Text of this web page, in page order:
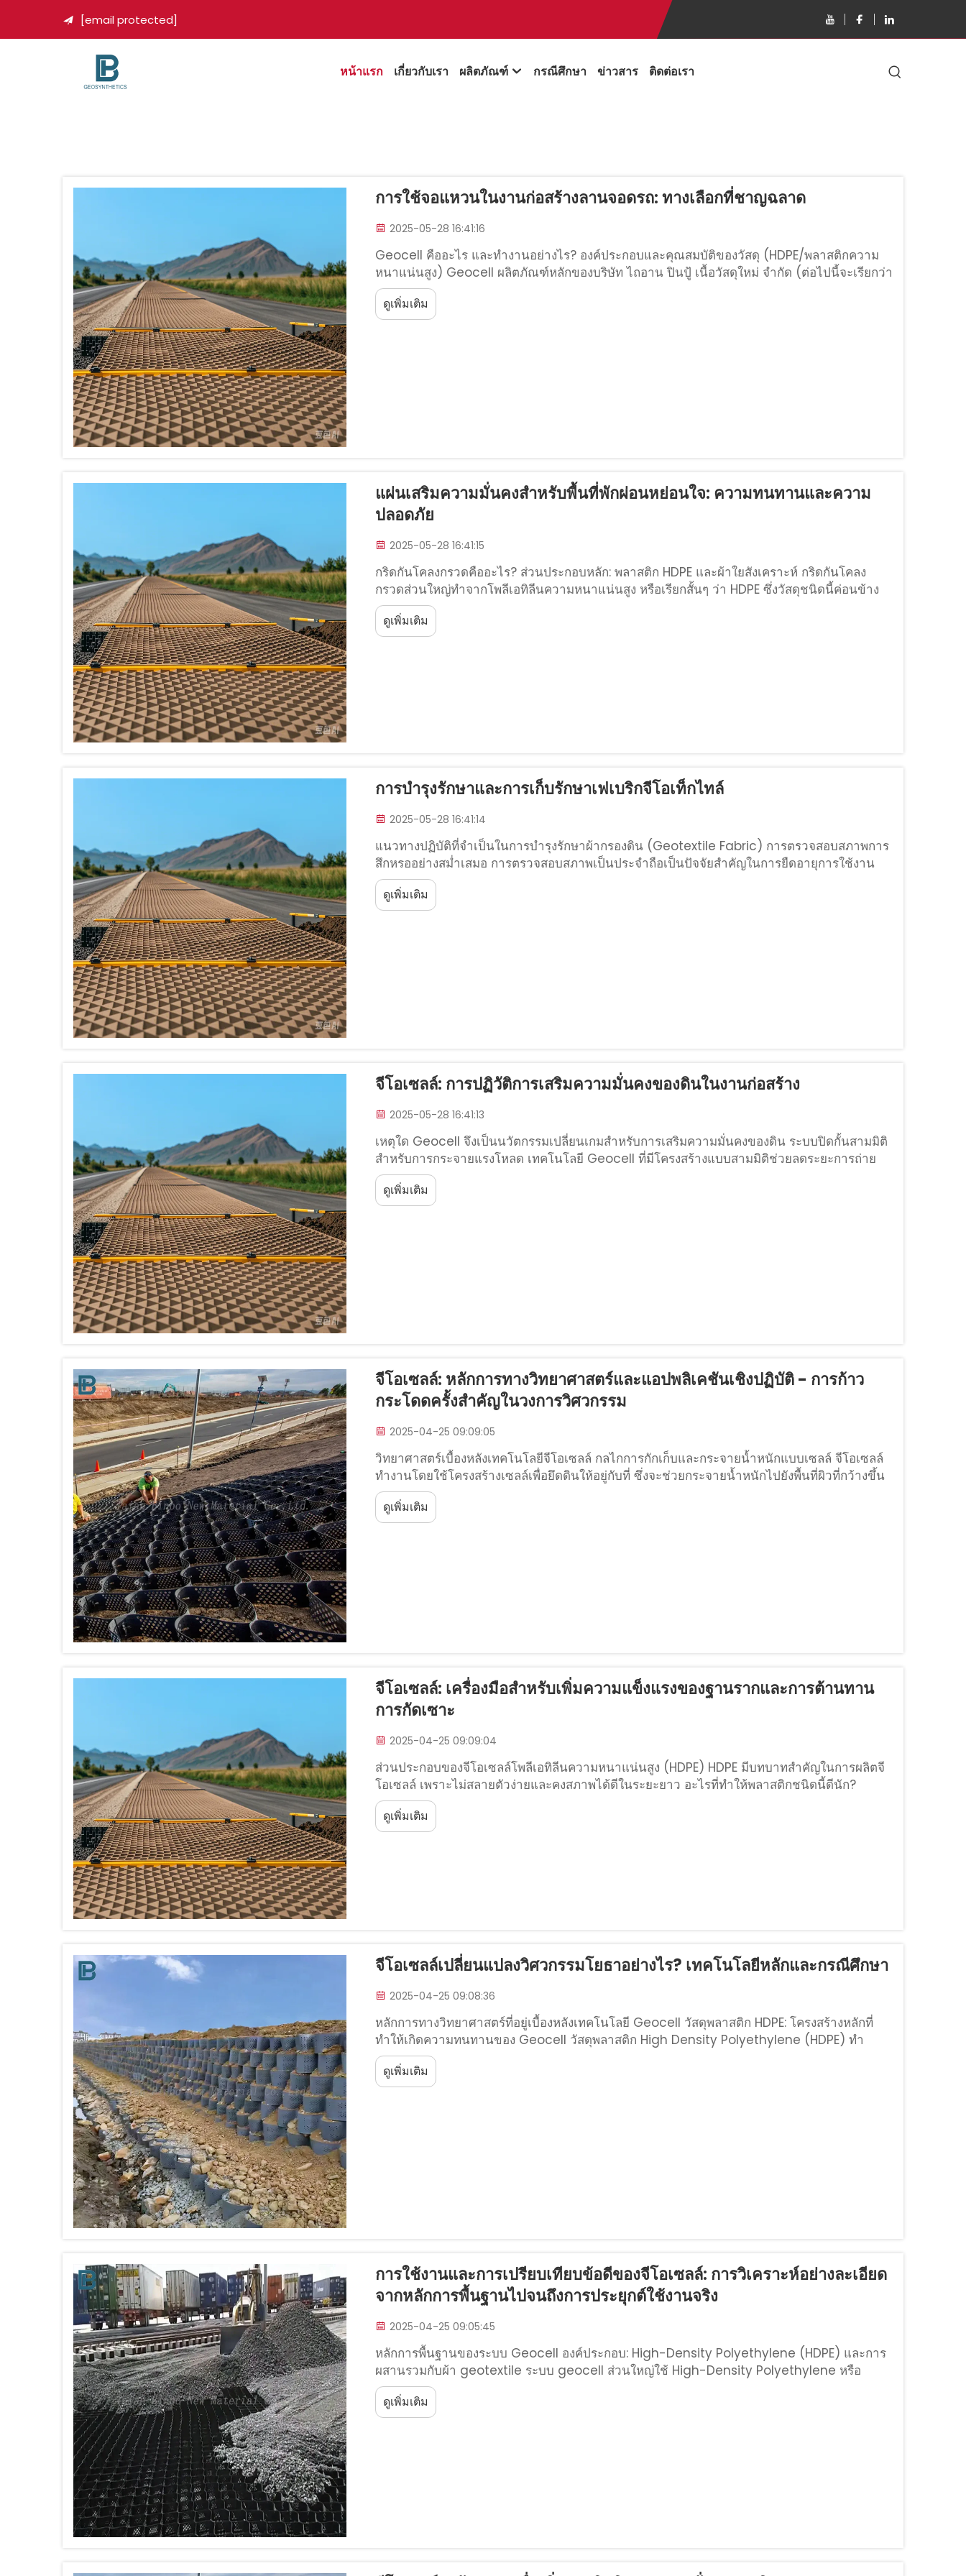
 [email protected]
หน้าแรก เกี่ยวกับเรา ผลิตภัณฑ์  กรณีศึกษา ข่าวสาร ติดต่อเรา
การใช้จอแหวนในงานก่อสร้างลานจอดรถ: ทางเลือกที่ชาญฉลาด
2025-05-28 16:41:16
Geocell คืออะไร และทำงานอย่างไร? องค์ประกอบและคุณสมบัติของวัสดุ (HDPE/พลาสติกความ
หนาแน่นสูง) Geocell ผลิตภัณฑ์หลักของบริษัท ไถอาน ปินปู้ เนื้อวัสดุใหม่ จำกัด (ต่อไปนี้จะเรียกว่า
"ปินปู้ เนื้อวัสดุใหม่") เป็นวัสดุทางธรณีประสิทธิภาพสูง...
ดูเพิ่มเติม
แผ่นเสริมความมั่นคงสำหรับพื้นที่พักผ่อนหย่อนใจ: ความทนทานและความ
ปลอดภัย
2025-05-28 16:41:15
กริดกันโคลงกรวดคืออะไร? ส่วนประกอบหลัก: พลาสติก HDPE และผ้าใยสังเคราะห์ กริดกันโคลง
กรวดส่วนใหญ่ทำจากโพลีเอทิลีนความหนาแน่นสูง หรือเรียกสั้นๆ ว่า HDPE ซึ่งวัสดุชนิดนี้ค่อนข้าง
แข็งแรงทนทาน HDPE สามารถรับน้ำหนักมากและทน...
ดูเพิ่มเติม
การบำรุงรักษาและการเก็บรักษาเฟเบริกจีโอเท็กไทล์
2025-05-28 16:41:14
แนวทางปฏิบัติที่จำเป็นในการบำรุงรักษาผ้ากรองดิน (Geotextile Fabric) การตรวจสอบสภาพการ
สึกหรออย่างสม่ำเสมอ การตรวจสอบสภาพเป็นประจำถือเป็นปัจจัยสำคัญในการยืดอายุการใช้งาน
ของผ้ากรองดิน เนื่องจากสามารถตรวจจับปัญหาเล็กน้อยก่อนที่จะกลายเป็นปัญหาใหญ่ ในการตรวจ
สอบเหล่านี้ ควรสังเกตหาสัญญาณของความเสียหาย เช่น การฉีกขาด การสึกหรอ หรือการเสื่อม
สภาพของวัสดุ...
ดูเพิ่มเติม
จีโอเซลล์: การปฏิวัติการเสริมความมั่นคงของดินในงานก่อสร้าง
2025-05-28 16:41:13
เหตุใด Geocell จึงเป็นนวัตกรรมเปลี่ยนเกมสำหรับการเสริมความมั่นคงของดิน ระบบปิดกั้นสามมิติ
สำหรับการกระจายแรงโหลด เทคโนโลยี Geocell ที่มีโครงสร้างแบบสามมิติช่วยลดระยะการถ่าย
โอนแรงโหลด ทำให้แรงที่กระทำต่อพื้นดินลดลง โครงสร้างแบบรังผึ้งของ Geocell จะช่วยล้อมรอบ
และยึดวัสดุไว้ภายในแต่ละเซลล์ ทำให้เกิดการยึดเกาะและกระจายแรงได้อย่างมีประสิทธิภาพ...
ดูเพิ่มเติม
จีโอเซลล์: หลักการทางวิทยาศาสตร์และแอปพลิเคชันเชิงปฏิบัติ - การก้าว
กระโดดครั้งสำคัญในวงการวิศวกรรม
2025-04-25 09:09:05
วิทยาศาสตร์เบื้องหลังเทคโนโลยีจีโอเซลล์ กลไกการกักเก็บและกระจายน้ำหนักแบบเซลล์ จีโอเซลล์
ทำงานโดยใช้โครงสร้างเซลล์เพื่อยึดดินให้อยู่กับที่ ซึ่งจะช่วยกระจายน้ำหนักไปยังพื้นที่ผิวที่กว้างขึ้น
รูปทรงรังผึ้งนั้นแท้จริงแล้ว...
ดูเพิ่มเติม
จีโอเซลล์: เครื่องมือสำหรับเพิ่มความแข็งแรงของฐานรากและการต้านทาน
การกัดเซาะ
2025-04-25 09:09:04
ส่วนประกอบของจีโอเซลล์โพลีเอทิลีนความหนาแน่นสูง (HDPE) HDPE มีบทบาทสำคัญในการผลิตจี
โอเซลล์ เพราะไม่สลายตัวง่ายและคงสภาพได้ดีในระยะยาว อะไรที่ทำให้พลาสติกชนิดนี้ดีนัก?
โครงสร้างผลึกของมันทำให้...
ดูเพิ่มเติม
จีโอเซลล์เปลี่ยนแปลงวิศวกรรมโยธาอย่างไร? เทคโนโลยีหลักและกรณีศึกษา
2025-04-25 09:08:36
หลักการทางวิทยาศาสตร์ที่อยู่เบื้องหลังเทคโนโลยี Geocell วัสดุพลาสติก HDPE: โครงสร้างหลักที่
ทำให้เกิดความทนทานของ Geocell วัสดุพลาสติก High Density Polyethylene (HDPE) ทำ
หน้าที่เป็นโครงสร้างหลักของโครงสร้าง geocell เนื่องจากมีคุณสมบัติความทนทานที่ยอดเยี่ยม วัสดุ
นี้สามารถทนต่อสภาพการใช้งานที่รุนแรงได้ดีเยี่ยม...
ดูเพิ่มเติม
การใช้งานและการเปรียบเทียบข้อดีของจีโอเซลล์: การวิเคราะห์อย่างละเอียด
จากหลักการพื้นฐานไปจนถึงการประยุกต์ใช้งานจริง
2025-04-25 09:05:45
หลักการพื้นฐานของระบบ Geocell องค์ประกอบ: High-Density Polyethylene (HDPE) และการ
ผสานรวมกับผ้า geotextile ระบบ geocell ส่วนใหญ่ใช้ High-Density Polyethylene หรือ
HDPE เป็นองค์ประกอบหลัก วัสดุพลาสติกชนิดนี้โดดเด่นเนื่องจากไม่เสื่อมสภาพง่าย...
ดูเพิ่มเติม